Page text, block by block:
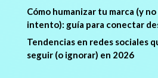
Cómo humanizar tu marca (y
intento): guía para conectar
Tendencias en redes sociales
seguir (o ignorar) en 2026